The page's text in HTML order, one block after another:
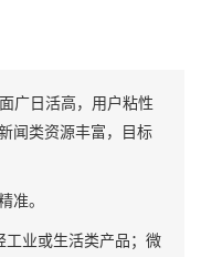
广日活高，用户粘性
闻类资源丰富，目标
准。
工业或生活类产品；微